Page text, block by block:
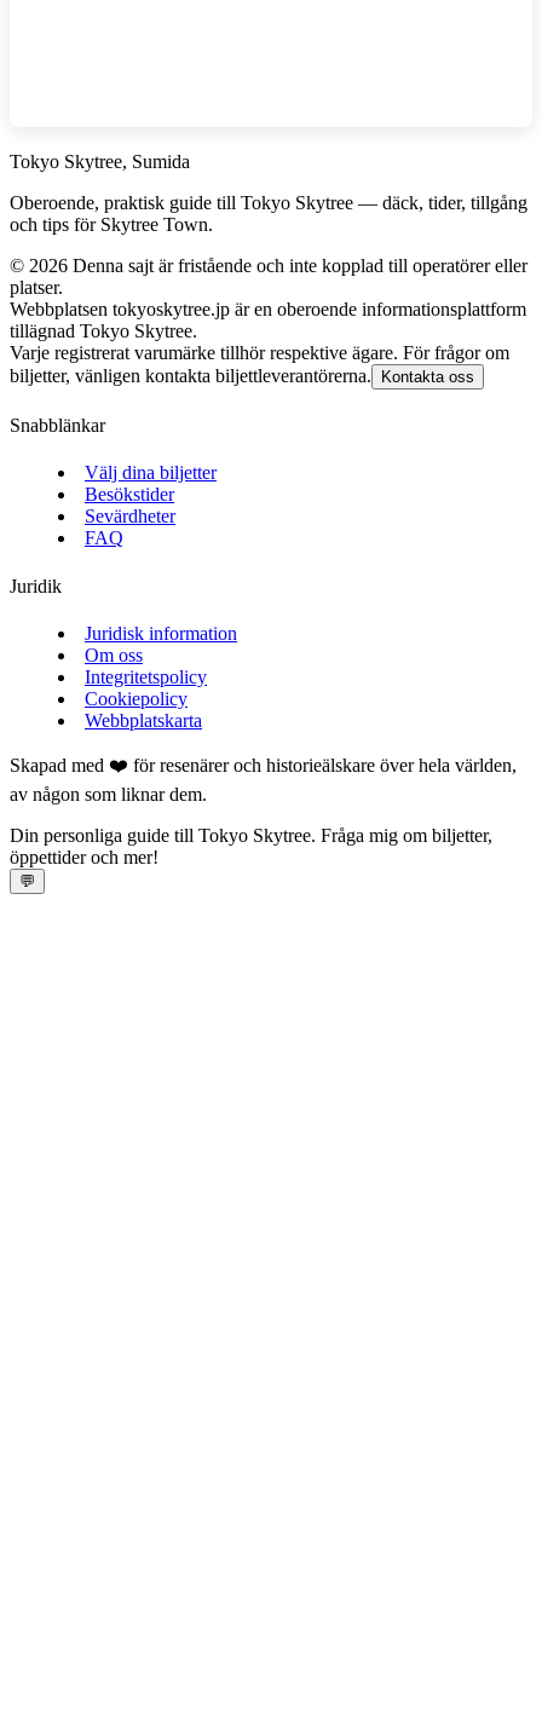
Tokyo Skytree, Sumida
Oberoende, praktisk guide till Tokyo Skytree — däck, tider, tillgång
och tips för Skytree Town.
© 2026 Denna sajt är fristående och inte kopplad till operatörer eller
platser.
Webbplatsen tokyoskytree.jp är en oberoende informationsplattform
tillägnad Tokyo Skytree.
Varje registrerat varumärke tillhör respektive ägare. För frågor om
biljetter, vänligen kontakta biljettleverantörerna.
Kontakta oss
Snabblänkar
Välj dina biljetter
Besökstider
Sevärdheter
FAQ
Juridik
Juridisk information
Om oss
Integritetspolicy
Cookiepolicy
Webbplatskarta
Skapad med ❤️ för resenärer och historieälskare över hela världen,
av någon som liknar dem.
Din personliga guide till Tokyo Skytree. Fråga mig om biljetter,
öppettider och mer!
💬